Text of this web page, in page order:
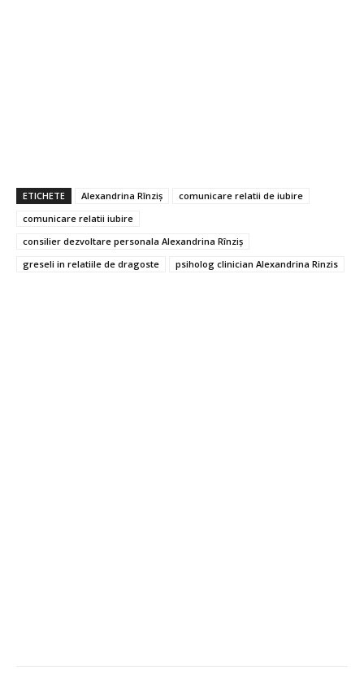
ETICHETE Alexandrina Rînziș
comunicare relatii de iubire
comunicare relatii iubire
consilier dezvoltare personala Alexandrina Rînziș
greseli in relatiile de dragoste
psiholog clinician Alexandrina Rinzis